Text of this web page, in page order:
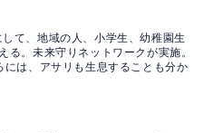
て、地域の人、小学生、幼稚園生
る。未来守りネットワークが実施。
は、アサリも生息することも分か